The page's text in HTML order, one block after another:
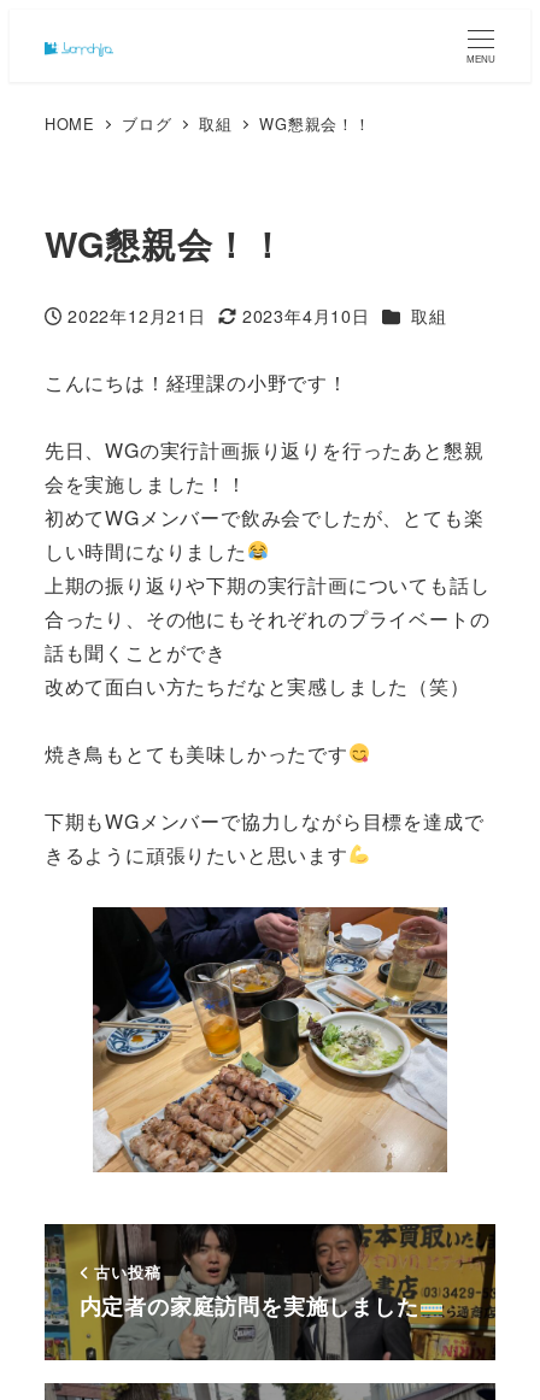
MENU
HOME ブログ 取組 WG懇親会！！
WG懇親会！！
投稿日
2022年12月21日
更新日
2023年4月10日 カテゴリー
取組
こんにちは！経理課の小野です！
先日、WGの実行計画振り返りを行ったあと懇親
会を実施しました！！
初めてWGメンバーで飲み会でしたが、とても楽
しい時間になりました
上期の振り返りや下期の実行計画についても話し
合ったり、その他にもそれぞれのプライベートの
話も聞くことができ
改めて面白い方たちだなと実感しました（笑）
焼き鳥もとても美味しかったです
下期もWGメンバーで協力しながら目標を達成で
きるように頑張りたいと思います
古い投稿
内定者の家庭訪問を実施しました